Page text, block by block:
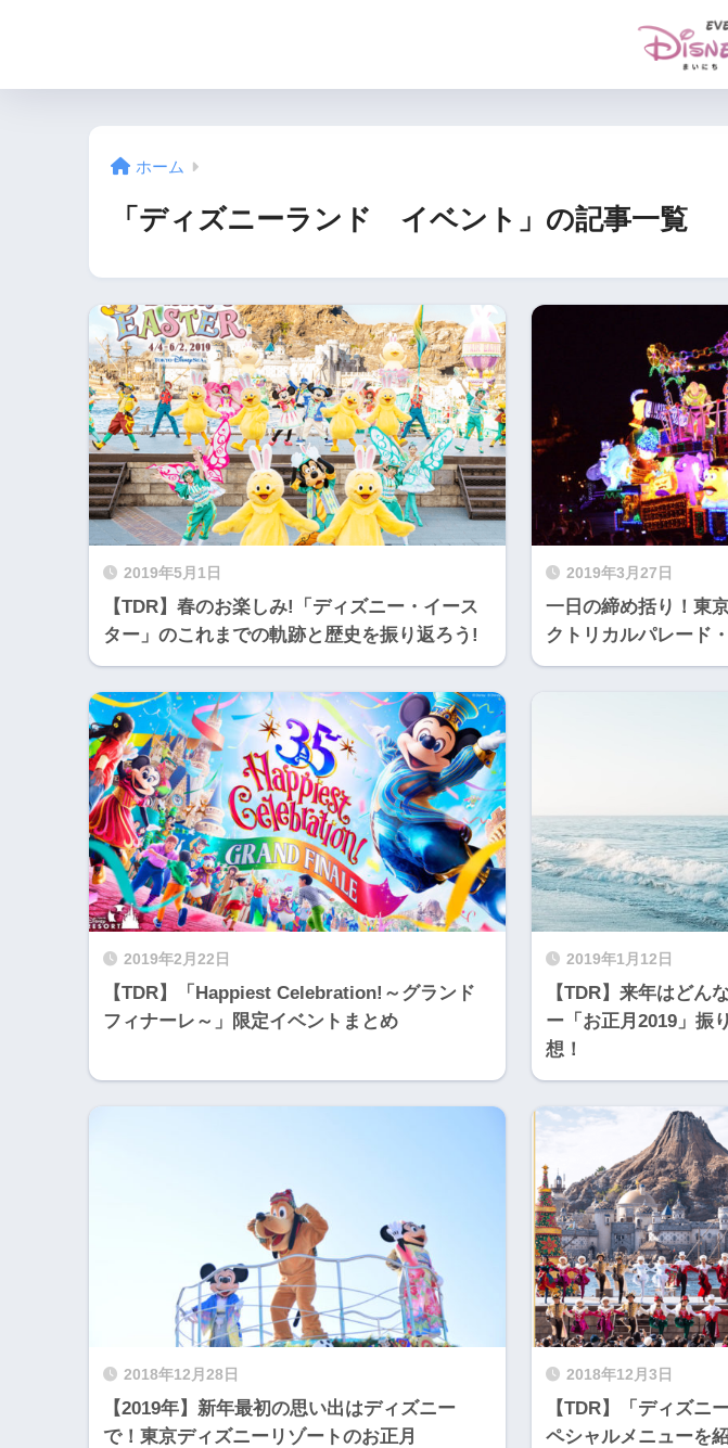
ホーム
「ディズニーランド イベント」の記事一覧
2019年5月1日
【TDR】春のお楽しみ!「ディズニー・イース
ター」のこれまでの軌跡と歴史を振り返ろう!
2019年3月27日
一日の締め括り！東
クトリカルパレード
2019年2月22日
【TDR】「Happiest Celebration!～グランド
フィナーレ～」限定イベントまとめ
2019年1月12日
【TDR】来年はどん
ー「お正月2019」振
想！
2018年12月28日
【2019年】新年最初の思い出はディズニー
で！東京ディズニーリゾートのお正月
2018年12月3日
【TDR】「ディズニ
ペシャルメニューを